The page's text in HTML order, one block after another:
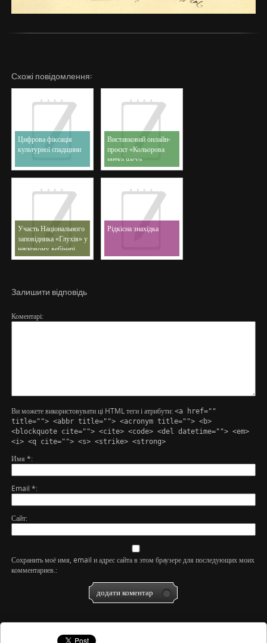
Схожі повідомлення:
Цифрова фіксація
культурної спадщини
Виставковий онлайн-
проєкт «Кольорова
нитка часу»
Участь Національного
заповідника «Глухів» у
науковому вебінарі
Рідкісна знахідка
Залишити відповідь
Коментарі
Ви можете використовувати ці HTML теги і атрибути: <a href=""
title=""> <abbr title=""> <acronym title=""> <b>
<blockquote cite=""> <cite> <code> <del datetime=""> <em>
<i> <q cite=""> <s> <strike> <strong>
Имя *
Email *
Сайт
Сохранить моё имя, email и адрес сайта в этом браузере для последующих моих
комментариев.